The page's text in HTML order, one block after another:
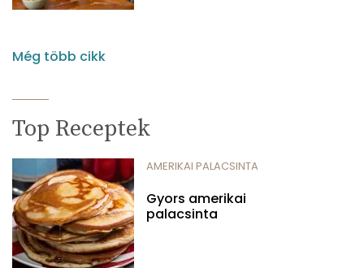
Még több cikk
Top Receptek
AMERIKAI PALACSINTA
Gyors amerikai
palacsinta